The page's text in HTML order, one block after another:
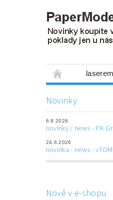
laserem
Napište nám
Novinky
6.8.2026
novinky / news - PK
24.6.2026
novinka - news - vTOM
Nově v e-shopu